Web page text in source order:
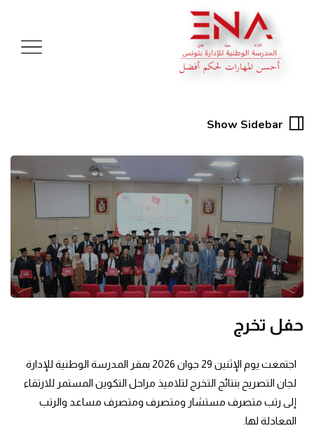
Show Sidebar
حفل تخرج
اجتمعت يوم الإثنين 29 جوان 2026 بمقر المدرسة الوطنية للإدارة
لجان التصريح بنتائج التخرج لتلاميذ مراحل التكوين المستمر للارتقاء
إلى رتب متصرف مستشار ومتصرف ومتصرف مساعد والرتب
المعادلة لها.